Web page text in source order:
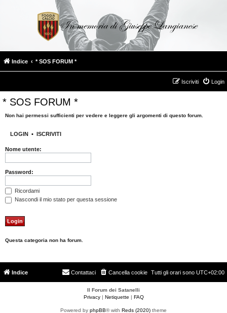
Indice * SOS FORUM *
Login
Iscriviti
* SOS FORUM *
Non hai permessi sufficienti per vedere e leggere gli argomenti di questo forum.
LOGIN • ISCRIVITI
Nome utente:
Password:
Ricordami
Nascondi il mio stato per questa sessione
Questa categoria non ha forum.
Indice Tutti gli orari sono UTC+02:00
Cancella cookie
Contattaci
Il Forum dei Satanelli
Privacy| Netiquette | FAQ
Powered by phpBB® with Reds (2020) theme